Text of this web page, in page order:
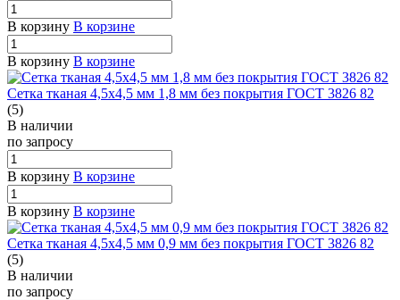
В корзину В корзине
В корзину В корзине
Сетка тканая 4,5х4,5 мм 1,8 мм без покрытия ГОСТ 3826 82
(5)
В наличии
по запросу
В корзину В корзине
В корзину В корзине
Сетка тканая 4,5х4,5 мм 0,9 мм без покрытия ГОСТ 3826 82
(5)
В наличии
по запросу